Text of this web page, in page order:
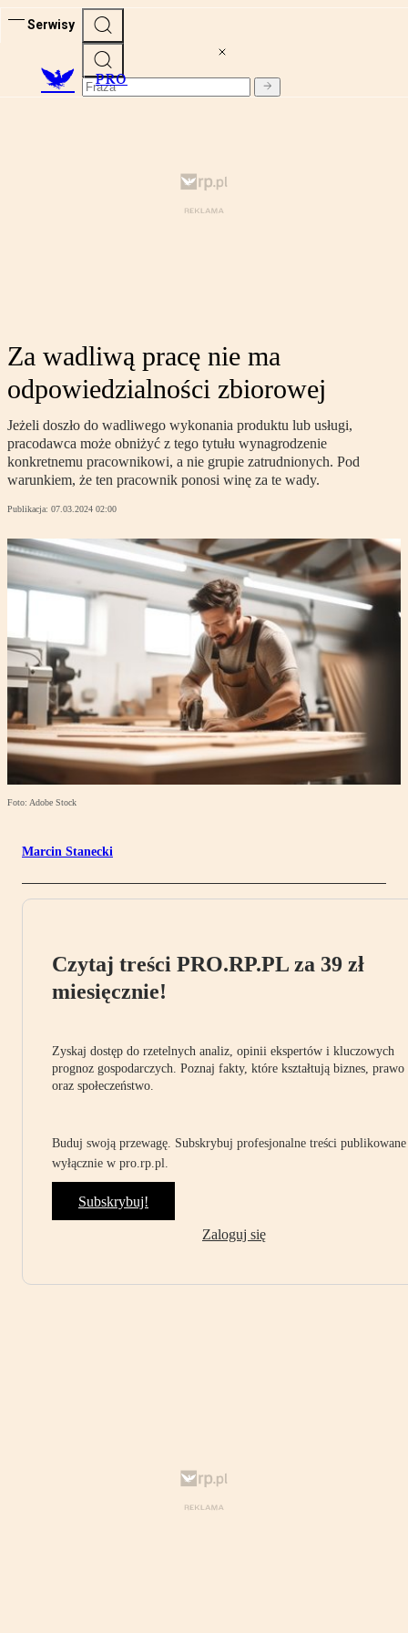
Serwisy
PRO
Za wadliwą pracę nie ma
odpowiedzialności zbiorowej
Jeżeli doszło do wadliwego wykonania produktu lub usługi,
pracodawca może obniżyć z tego tytułu wynagrodzenie
konkretnemu pracownikowi, a nie grupie zatrudnionych. Pod
warunkiem, że ten pracownik ponosi winę za te wady.
Publikacja: 07.03.2024 02:00
Foto: Adobe Stock
Marcin Stanecki
Czytaj treści PRO.RP.PL za 39 zł
miesięcznie!
Zyskaj dostęp do rzetelnych analiz, opinii ekspertów i kluczowych
prognoz gospodarczych. Poznaj fakty, które kształtują biznes, prawo
oraz społeczeństwo.
Buduj swoją przewagę. Subskrybuj profesjonalne treści publikowane
wyłącznie w pro.rp.pl.
Subskrybuj!
Zaloguj się